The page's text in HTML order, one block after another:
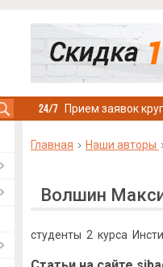
Прием заявок
Главная Наши авторы
Волшин
студенты 2 курса